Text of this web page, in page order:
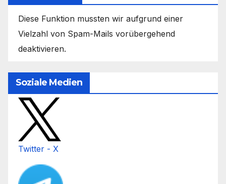
Diese Funktion mussten wir aufgrund einer
Vielzahl von Spam-Mails vorübergehend
deaktivieren.
Soziale Medien
Twitter - X